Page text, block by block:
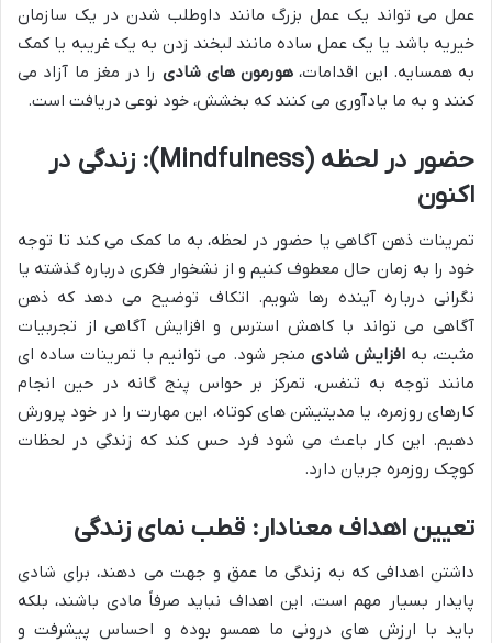
عمل می تواند یک عمل بزرگ مانند داوطلب شدن در یک سازمان
خیریه باشد یا یک عمل ساده مانند لبخند زدن به یک غریبه یا کمک
به همسایه. این اقدامات، هورمون های شادی را در مغز ما آزاد می
کنند و به ما یادآوری می کنند که بخشش، خود نوعی دریافت است.
حضور در لحظه (Mindfulness): زندگی در
اکنون
تمرینات ذهن آگاهی یا حضور در لحظه، به ما کمک می کند تا توجه
خود را به زمان حال معطوف کنیم و از نشخوار فکری درباره گذشته یا
نگرانی درباره آینده رها شویم. اتکاف توضیح می دهد که ذهن
آگاهی می تواند با کاهش استرس و افزایش آگاهی از تجربیات
مثبت، بهافزایش شادی منجر شود. می توانیم با تمرینات ساده ای
مانند توجه به تنفس، تمرکز بر حواس پنج گانه در حین انجام
کارهای روزمره، یا مدیتیشن های کوتاه، این مهارت را در خود پرورش
دهیم. این کار باعث می شود فرد حس کند که زندگی در لحظات
کوچک روزمره جریان دارد.
تعیین اهداف معنادار: قطب نمای زندگی
داشتن اهدافی که به زندگی ما عمق و جهت می دهند، برای شادی
پایدار بسیار مهم است. این اهداف نباید صرفاً مادی باشند، بلکه
باید با ارزش های درونی ما همسو بوده و احساس پیشرفت و